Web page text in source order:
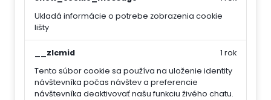
Ukladá informácie o potrebe zobrazenia cookie
lišty
__zlcmid
Tento súbor cookie sa používa na uloženie identity
návštevníka počas návštev a preferencie
návštevníka deaktivovať našu funkciu živého chatu.
1 rok